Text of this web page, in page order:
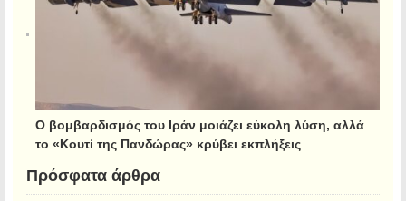
Ο βομβαρδισμός του Ιράν μοιάζει εύκολη λύση, αλλά
το «Κουτί της Πανδώρας» κρύβει εκπλήξεις
Πρόσφατα άρθρα